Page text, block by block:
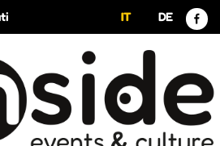
IT DE